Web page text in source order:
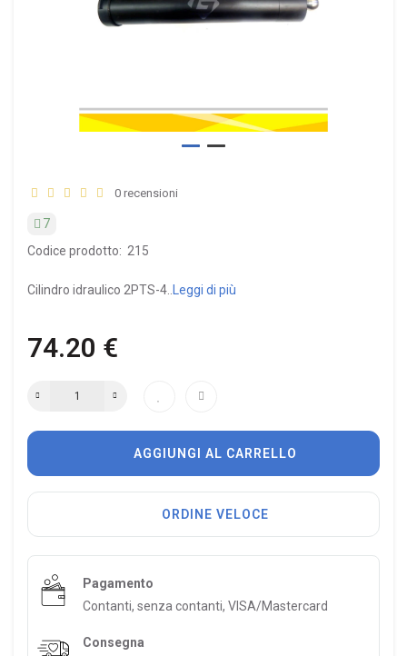
0 recensioni
7
Codice prodotto: 215
Cilindro idraulico 2PTS-4.. Leggi di più
74.20 €
AGGIUNGI AL CARRELLO
ORDINE VELOCE
Pagamento
Contanti, senza contanti, VISA/Mastercard
Consegna